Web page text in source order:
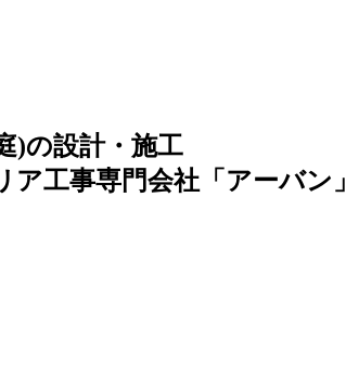
)の設計・施工
工事専門会社「アーバン」